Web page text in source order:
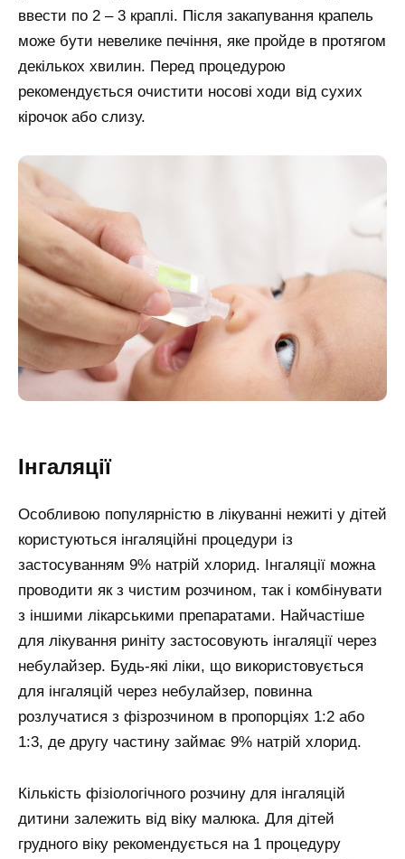
ввести по 2 – 3 краплі. Після закапування крапель
може бути невелике печіння, яке пройде в протягом
декількох хвилин. Перед процедурою
рекомендується очистити носові ходи від сухих
кірочок або слизу.
Інгаляції
Особливою популярністю в лікуванні нежиті у дітей
користуються інгаляційні процедури із
застосуванням 9% натрій хлорид. Інгаляції можна
проводити як з чистим розчином, так і комбінувати
з іншими лікарськими препаратами. Найчастіше
для лікування риніту застосовують інгаляції через
небулайзер. Будь-які ліки, що використовується
для інгаляцій через небулайзер, повинна
розлучатися з фізрозчином в пропорціях 1:2 або
1:3, де другу частину займає 9% натрій хлорид.
Кількість фізіологічного розчину для інгаляцій
дитини залежить від віку малюка. Для дітей
грудного віку рекомендується на 1 процедуру